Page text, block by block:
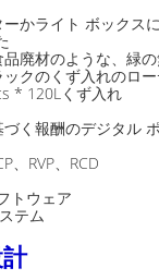
かライト ボックス
廃材のような、緑
クのくず入れのロ
* 120Lくず入れ
く報酬のデジタル
、RVP、RCD
トウェア
テム